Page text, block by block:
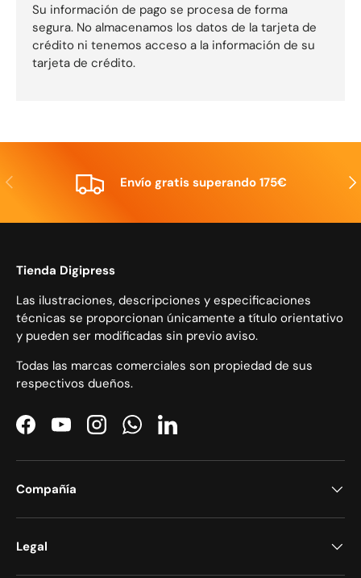
Su información de pago se procesa de forma
segura. No almacenamos los datos de la tarjeta de
crédito ni tenemos acceso a la información de su
tarjeta de crédito.
Anterior Envío gratis superando 175€
Tienda Digipress
Las ilustraciones, descripciones y especificaciones
técnicas se proporcionan únicamente a título orientativo
y pueden ser modificadas sin previo aviso.
Todas las marcas comerciales son propiedad de sus
respectivos dueños.
FacebookYouTubeInstagramWhatsAppLinkedIn
Compañía
Legal